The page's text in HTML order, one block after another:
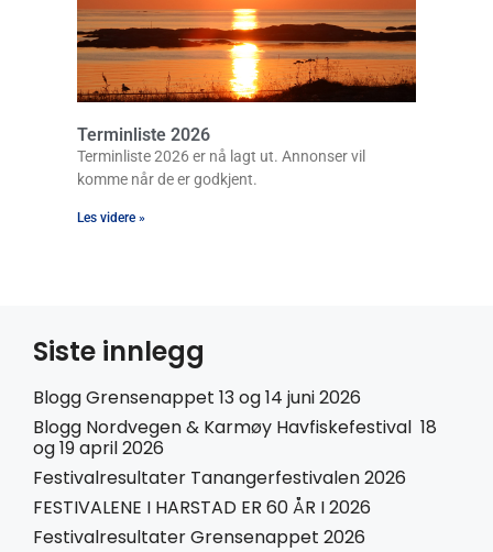
Terminliste 2026
Terminliste 2026 er nå lagt ut. Annonser vil
komme når de er godkjent.
Les videre »
Siste innlegg
Blogg Grensenappet 13 og 14 juni 2026
Blogg Nordvegen & Karmøy Havfiskefestival 18
og 19 april 2026
Festivalresultater Tanangerfestivalen 2026
FESTIVALENE I HARSTAD ER 60 ÅR I 2026
Festivalresultater Grensenappet 2026